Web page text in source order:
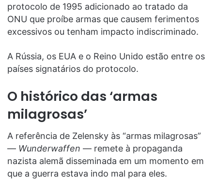
protocolo de 1995 adicionado ao tratado da
ONU que proíbe armas que causem ferimentos
excessivos ou tenham impacto indiscriminado.
A Rússia, os EUA e o Reino Unido estão entre os
países signatários do protocolo.
O histórico das ‘armas
milagrosas’
A referência de Zelensky às “armas milagrosas”
— Wunderwaffen — remete à propaganda
nazista alemã disseminada em um momento em
que a guerra estava indo mal para eles.